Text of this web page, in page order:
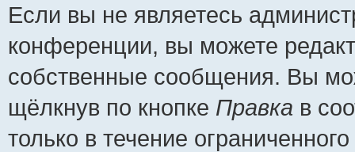
Если вы не являетесь
конференции, вы можете
собственные сообщения. Вы
щёлкнув по кнопке Правка в
только в течение